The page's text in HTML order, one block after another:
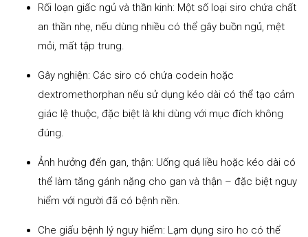
Rối loạn giấc ngủ và thần kinh: Một số loại siro chứa chất
an thần nhẹ, nếu dùng nhiều có thể gây buồn ngủ, mệt
mỏi, mất tập trung.
Gây nghiện: Các siro có chứa codein hoặc
dextromethorphan nếu sử dụng kéo dài có thể tạo cảm
giác lệ thuộc, đặc biệt là khi dùng với mục đích không
đúng.
Ảnh hưởng đến gan, thận: Uống quá liều hoặc kéo dài có
thể làm tăng gánh nặng cho gan và thận – đặc biệt nguy
hiểm với người đã có bệnh nền.
Che giấu bệnh lý nguy hiểm: Lạm dụng siro ho có thể